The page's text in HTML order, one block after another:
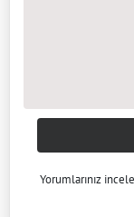
Yorumlarınız